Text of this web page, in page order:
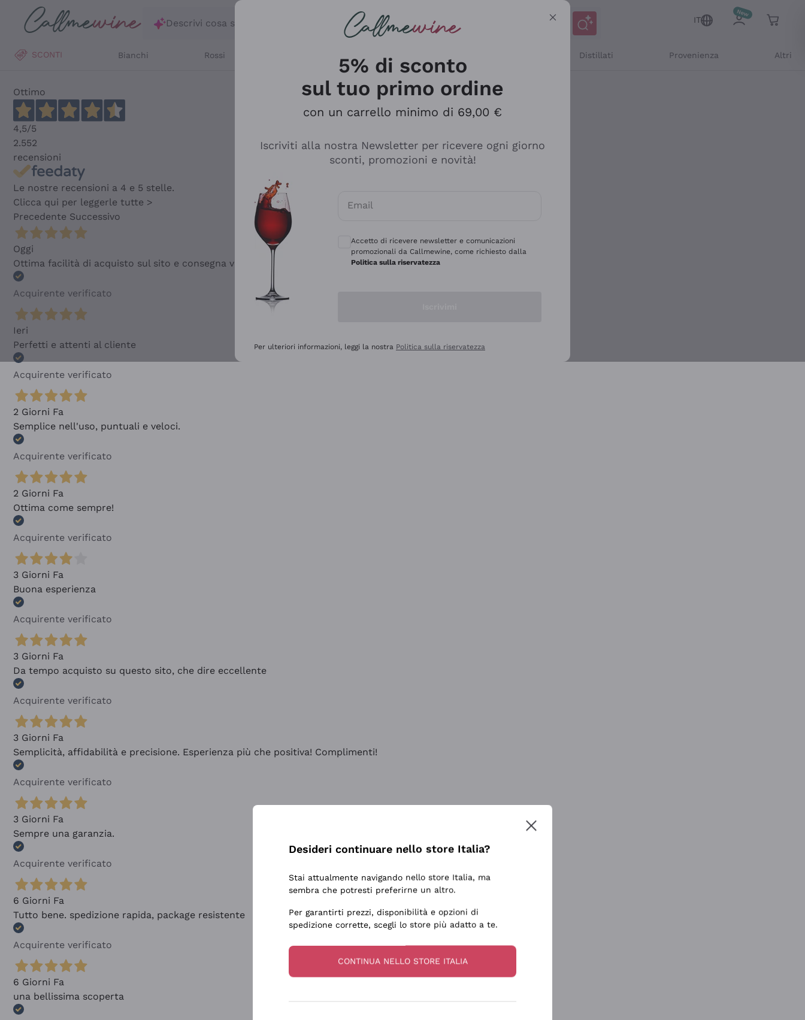
Salta al contenuto principale
Descrivi cosa stai cercando
IT
SCONTI Bianchi Rossi Distillati Provenienza Altri
Ottimo
4,5/5
2.552
recensioni
Le nostre recensioni a 4 e 5 stelle.
Clicca qui per leggerle tutte >
Precedente Successivo
Oggi
Ottima facilità di acquisto sul sito e consegna velocissima
Acquirente verificato
Ieri
Perfetti e attenti al cliente
Acquirente verificato
2 Giorni Fa
Semplice nell'uso, puntuali e veloci.
Acquirente verificato
2 Giorni Fa
Ottima come sempre!
Acquirente verificato
3 Giorni Fa
Buona esperienza
Acquirente verificato
3 Giorni Fa
Da tempo acquisto su questo sito, che dire eccellente
Acquirente verificato
3 Giorni Fa
Semplicità, affidabilità e precisione. Esperienza più che positiva! Complimenti!
Acquirente verificato
3 Giorni Fa
Sempre una garanzia.
Acquirente verificato
6 Giorni Fa
Tutto bene. spedizione rapida, package resistente
Acquirente verificato
6 Giorni Fa
una bellissima scoperta
5% di sconto
sul tuo primo ordine
con un carrello minimo di 69,00 €
Iscriviti alla nostra Newsletter per ricevere ogni giorno
sconti, promozioni e novità!
Email
Accetto di ricevere newsletter e comunicazioni
promozionali da Callmewine, come richiesto dalla
Politica sulla riservatezza
Per ulteriori informazioni, leggi la nostra Politica sulla riservatezza
Desideri continuare nello store Italia?
Stai attualmente navigando nello store Italia, ma
sembra che potresti preferirne un altro.
Per garantirti prezzi, disponibilità e opzioni di
spedizione corrette, scegli lo store più adatto a te.
CONTINUA NELLO STORE ITALIA